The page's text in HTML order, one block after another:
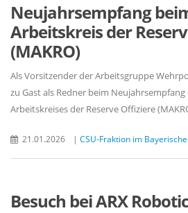
Neujahrsempfang
Arbeitskreis der
(MAKRO)
Als Vorsitzender der Arbeitsgruppe
zu Gast als Redner beim
Arbeitskreises der Reserve Offiziere
21.01.2026 | CSU-Fraktion im
Besuch bei ARX